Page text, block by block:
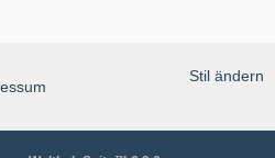
Stil ändern